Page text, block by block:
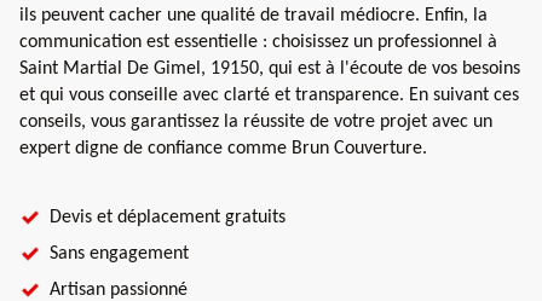
ils peuvent cacher une qualité de travail médiocre. Enfin, la
communication est essentielle : choisissez un professionnel à
Saint Martial De Gimel, 19150, qui est à l'écoute de vos besoins
et qui vous conseille avec clarté et transparence. En suivant ces
conseils, vous garantissez la réussite de votre projet avec un
expert digne de confiance comme Brun Couverture.
Devis et déplacement gratuits
Sans engagement
Artisan passionné